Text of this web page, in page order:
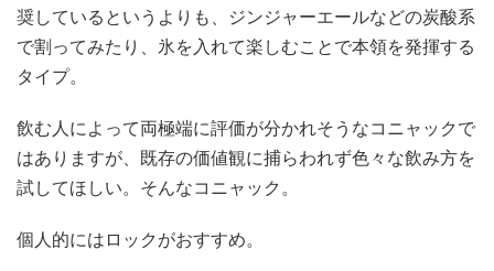
奨しているというよりも、ジンジャーエールなどの炭酸系
で割ってみたり、氷を入れて楽しむことで本領を発揮する
タイプ。
飲む人によって両極端に評価が分かれそうなコニャックで
はありますが、既存の価値観に捕らわれず色々な飲み方を
試してほしい。そんなコニャック。
個人的にはロックがおすすめ。